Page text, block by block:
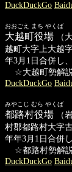
DuckDuckGo
おおごえ まち やくば
大越町役場 （
越町大字上大越
年3月1日合併し
☆大越町勢解
DuckDuckGo
みやこじ むら やくば
都路村役場 （
村郡都路村大字
年年3月1日合併
☆都路村勢解
DuckDuckGo